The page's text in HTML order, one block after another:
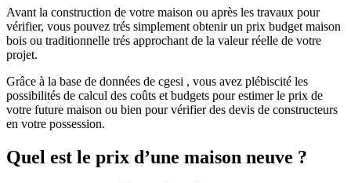
Avant la construction de votre maison ou après les travaux pour
vérifier, vous pouvez trés simplement obtenir un prix budget maison
bois ou traditionnelle trés approchant de la valeur réelle de votre
projet.
Grâce à la base de données de cgesi , vous avez plébiscité les
possibilités de calcul des coûts et budgets pour estimer le prix de
votre future maison ou bien pour vérifier des devis de constructeurs
en votre possession.
Quel est le prix d’une maison neuve ?